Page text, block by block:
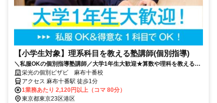
【小学生対象】理系科目を教える塾講師(個別指導)
＼私服OKの個別指導塾講師／大学1年生大歓迎★算数や理科を教える個
別指導／週1日・80分～OK♪大学生活躍中！
栄光の個別ビザビ 麻布十番校
アクセス 麻布十番駅 徒歩1分
1業務あたり 2,120円以上（コマ 80分）
東京都東京23区港区